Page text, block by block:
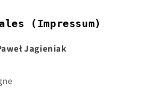
(Impressum)
Jagieniak